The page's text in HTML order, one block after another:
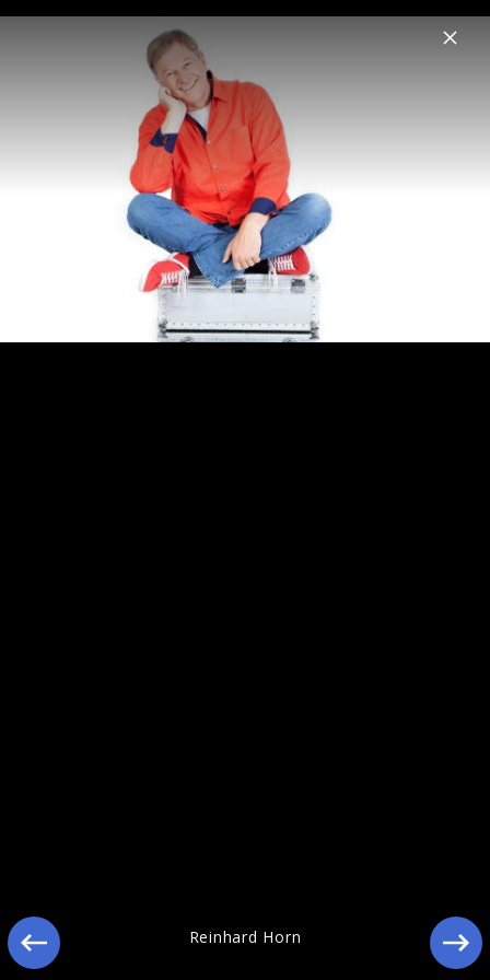
Menu
Reinhard Horn
News Musik Videos
Reinhard Horn
Reinhard Horn